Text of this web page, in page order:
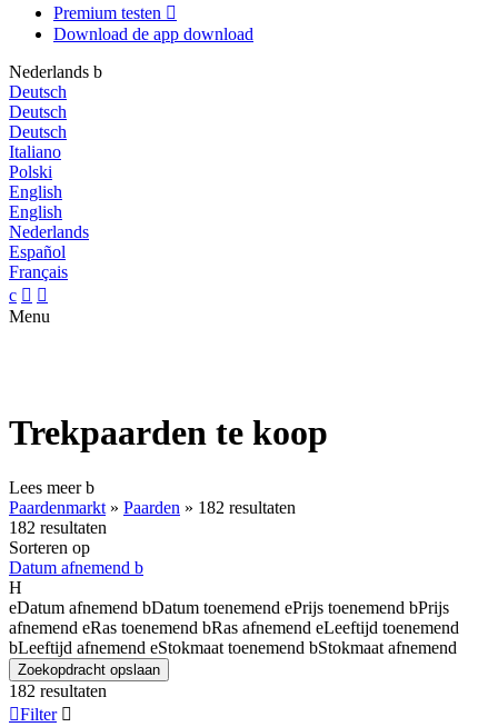
Premium testen 
Download de app download
Nederlands b
Deutsch
Deutsch
Deutsch
Italiano
Polski
English
English
Nederlands
Español
Français
c  
Menu
Trekpaarden te koop
Lees meerb
Paardenmarkt » Paarden » 182 resultaten
182 resultaten
Sorteren op
Datum afnemend b
H
eDatum afnemend bDatum toenemend ePrijs toenemend bPrijs
afnemend eRas toenemend bRas afnemend eLeeftijd toenemend
bLeeftijd afnemend eStokmaat toenemend bStokmaat afnemend
Zoekopdracht opslaan
182 resultaten
Filter 